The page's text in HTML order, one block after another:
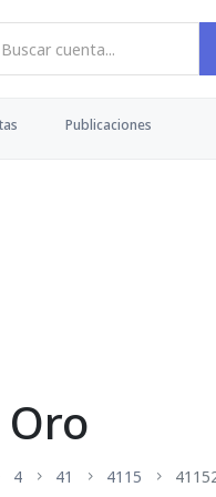
Publicaciones
4 41 4115